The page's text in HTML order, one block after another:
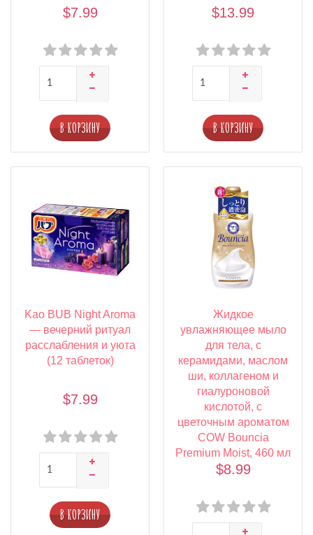
$7.99
В КОРЗИНУ
$13.99
В КОРЗИНУ
Kao BUB Night Aroma
— вечерний ритуал
расслабления и уюта
(12 таблеток)
$7.99
В КОРЗИНУ
Жидкое
увлажняющее мыло
для тела, с
керамидами, маслом
ши, коллагеном и
гиалуроновой
кислотой, с
цветочным ароматом
COW Bouncia
Premium Moist, 460 мл
$8.99